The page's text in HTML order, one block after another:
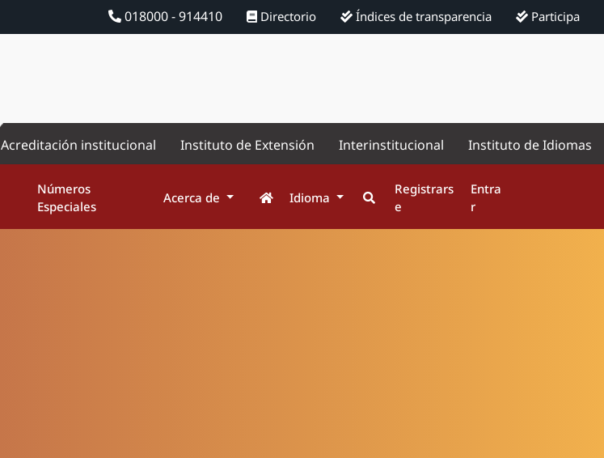
018000 - 914410 Directorio Índices de transparencia Participa
Acreditación institucional Instituto de Extensión Interinstitucional Instituto de Idiomas
Números
Especiales
Acerca de Idioma
Registrars
e
Entra
r